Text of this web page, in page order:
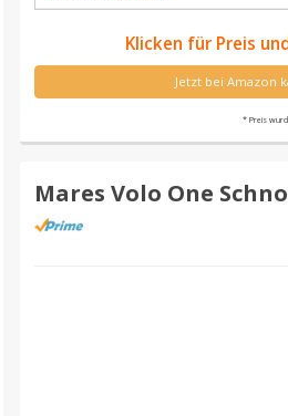
Klicken für Preis
Jetzt bei Amazon
* Preis
Mares Volo One